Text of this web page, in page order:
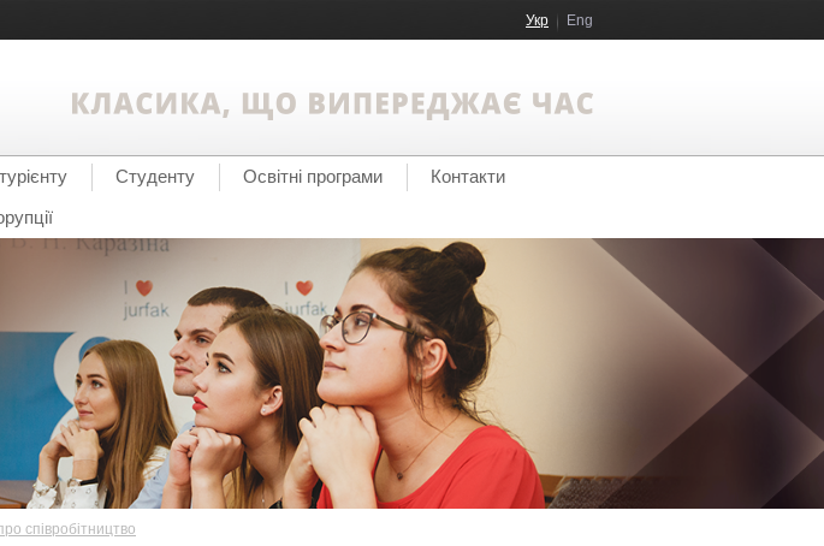
Укр Eng
Студенту Освітні програми
Контакти
співробітництво